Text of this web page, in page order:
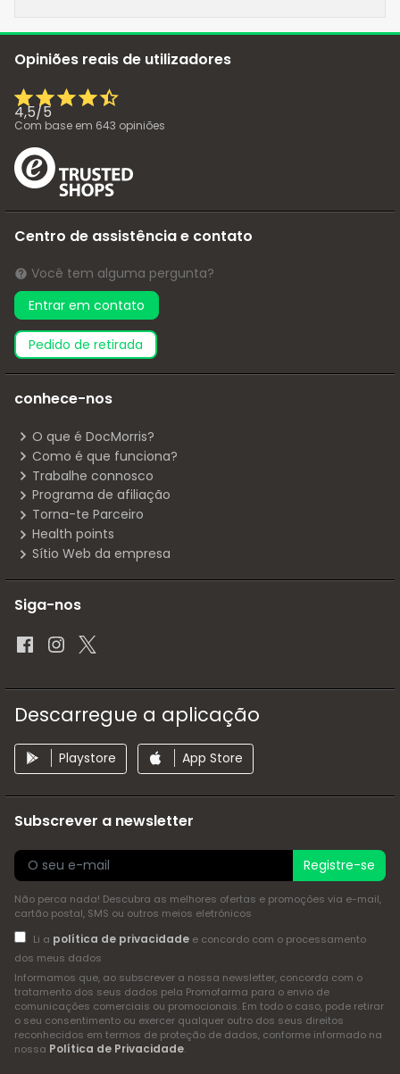
Opiniões reais de utilizadores
4,5/5
Com base em 643 opiniões
Centro de assistência e contato
Você tem alguma pergunta?
Entrar em contato
pedido de retirada
conhece-nos
O que é DocMorris?
Como é que funciona?
Trabalhe connosco
Programa de afiliação
Torna-te Parceiro
Health points
Sítio Web da empresa
Siga-nos
Descarregue a aplicação
Playstore App Store
Subscrever a newsletter
Registre-se
Não perca nada! Descubra as melhores ofertas e promoções via e-mail,
cartão postal, SMS ou outros meios eletrónicos
Li a política de privacidadee concordo com o processamento
dos meus dados
Informamos que, ao subscrever a nossa newsletter, concorda com o
tratamento dos seus dados pela Promofarma para o envio de
comunicações comerciais ou promocionais. Em todo o caso, pode retirar
o seu consentimento ou exercer qualquer outro dos seus direitos
reconhecidos em termos de proteção de dados, conforme informado na
nossa Política de Privacidade.